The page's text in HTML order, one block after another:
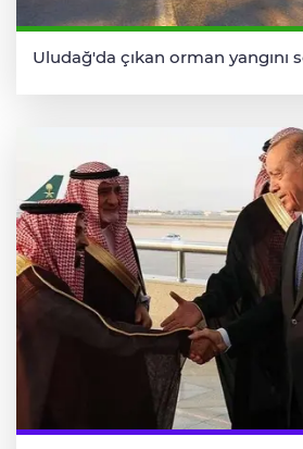
Uludağ'da çıkan orman yangını